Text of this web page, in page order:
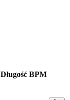
Długość BPM